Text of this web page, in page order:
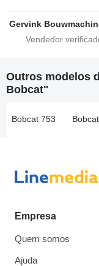
Gervink
Outros modelos
Bobcat"
Bobcat 753
Empresa
Quem somos
Ajuda